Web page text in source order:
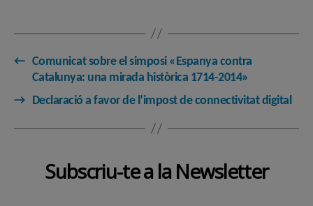
← Comunicat sobre el simposi «Espanya contra
Catalunya: una mirada històrica 1714-2014»
→
Declaració a favor de l’impost de connectivitat digital
Subscriu-te a la Newsletter